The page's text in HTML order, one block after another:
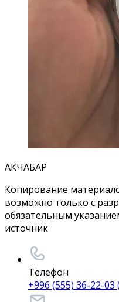
АКЧАБАР
Копирование
возможно только с
обязательным
источник
Телефон
+996 (555) 36-22-03